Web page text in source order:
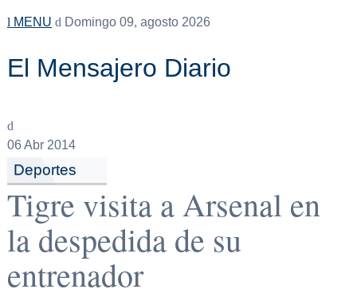
MENU Domingo 09, agosto 2026
El Mensajero Diario
06Abr 2014
Deportes
Tigre visita a Arsenal en
la despedida de su
entrenador